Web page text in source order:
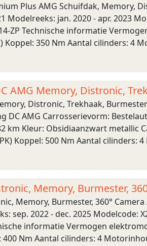
Plus AMG Schuifdak, Memory,
jan. 2020 - apr. 2023
ZP Technische informatie
350 Nm Aantal cilinders: 4
AMG Memory, Distronic,
Distronic, Trekhaak,
DC AMG Carrosserievorm:
km Kleur: Obsidiaanzwart metallic
Koppel: 500 Nm Aantal cilinders:
Memory, Burmester,
Memory, Burmester, 360°
sep. 2022 - dec. 2025 Modelcode:
informatie Vermogen
Nm Aantal cilinders: 4